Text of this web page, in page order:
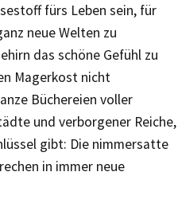
fürs Leben sein, für
neue Welten zu
das schöne Gefühl zu
Magerkost nicht
Büchereien voller
und verborgener Reiche,
gibt: Die nimmersatte
in immer neue